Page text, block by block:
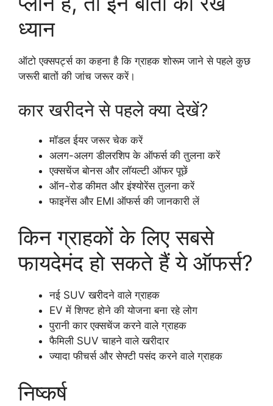
ध्यान
ऑटो एक्सपर्ट्स का कहना है कि ग्राहक शोरूम जाने से पहले कुछ
जरूरी बातों की जांच जरूर करें।
कार खरीदने से पहले क्या देखें?
मॉडल ईयर जरूर चेक करें
अलग-अलग डीलरशिप के ऑफर्स की तुलना करें
एक्सचेंज बोनस और लॉयल्टी ऑफर पूछें
ऑन-रोड कीमत और इंश्योरेंस तुलना करें
फाइनेंस और EMI ऑफर्स की जानकारी लें
किन ग्राहकों के लिए सबसे
फायदेमंद हो सकते हैं ये ऑफर्स?
नई SUV खरीदने वाले ग्राहक
EV में शिफ्ट होने की योजना बना रहे लोग
पुरानी कार एक्सचेंज करने वाले ग्राहक
फैमिली SUV चाहने वाले खरीदार
ज्यादा फीचर्स और सेफ्टी पसंद करने वाले ग्राहक
निष्कर्ष